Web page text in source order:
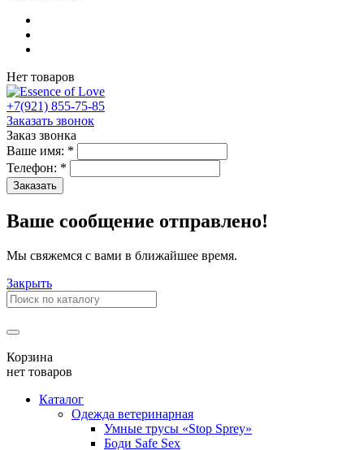
Нет товаров
+7(921) 855-75-85
Заказать звонок
Заказ звонка
Ваше имя: *
Телефон: *
Заказать
Ваше сообщение отправлено!
Мы свяжемся с вами в ближайшее время.
Закрыть
Корзина
нет товаров
Каталог
Одежда ветеринарная
Умные трусы «Stop Sprey»
Боди Safe Sex